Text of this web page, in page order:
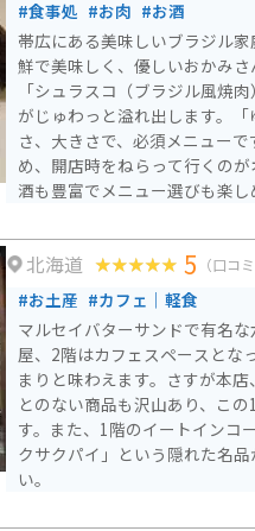
#食事処 #お肉 #お酒
帯広にある美味しいブラジル
鮮で美味しく、優しいおかみ
「シュラスコ（ブラジル風焼
がじゅわっと溢れ出します。
さ、大きさで、必須メニュー
め、開店時をねらって行くの
酒も豊富でメニュー選びも楽し
北海道 5 （口コ
#お土産 #カフェ｜軽食
マルセイバターサンドで有名
屋、2階はカフェスペースとな
まりと味わえます。さすが本
とのない商品も沢山あり、こ
す。また、1階のイートインコ
クサクパイ」という隠れた名
い。